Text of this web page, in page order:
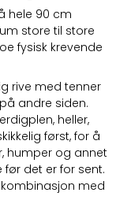
hele 90 cm
store til store
fysisk krevende
rive med tenner
andre siden.
heller,
først, for å
humper og annet
det er for sent.
med